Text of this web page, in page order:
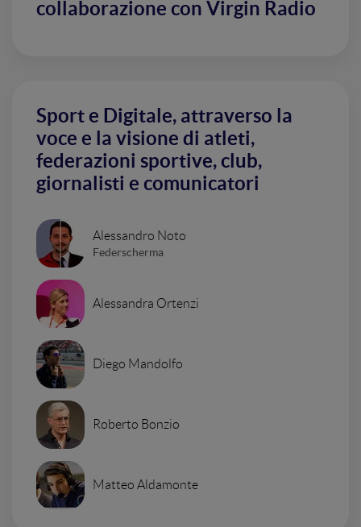
collaborazione con Virgin Radio
Sport e Digitale, attraverso la
voce e la visione di atleti,
federazioni sportive, club,
giornalisti e comunicatori
Alessandro Noto
Federscherma
Alessandra Ortenzi
Diego Mandolfo
Roberto Bonzio
Matteo Aldamonte